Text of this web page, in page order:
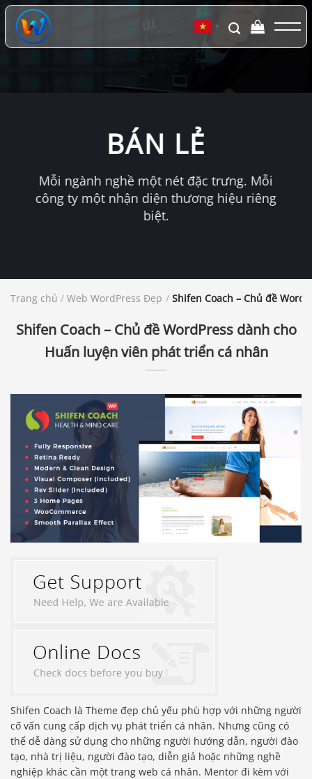
Chuyển
đến
dung
▼
BÁN LẺ
Mỗi ngành nghề một nét đặc trưng. Mỗi
công ty một nhận diện thương hiệu riêng
biệt.
Trang chủ / Web WordPress Đẹp / Shifen Coach – Chủ đề
Shifen Coach – Chủ đề WordPress dành cho
Huấn luyện viên phát triển cá nhân
Shifen Coach là Theme đẹp chủ yếu phù hợp với những người
cố vấn cung cấp dịch vụ phát triển cá nhân. Nhưng cũng có
thể dễ dàng sử dụng cho những người hướng dẫn, người đào
tạo, nhà trị liệu, người đào tạo, diễn giả hoặc những nghề
nghiệp khác cần một trang web cá nhân. Mentor đi kèm với